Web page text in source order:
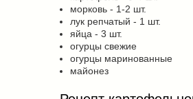
морковь - 1-2 шт.
лук репчатый - 1 шт.
яйца - 3 шт.
огурцы свежие
огурцы маринованные
майонез